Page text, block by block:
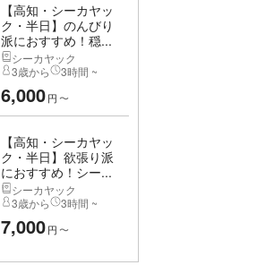
【高知・シーカヤッ
ク・半日】のんびり
派におすすめ！穏...
シーカヤック
3歳から
3時間 ~
6,000円 〜
【高知・シーカヤッ
ク・半日】欲張り派
におすすめ！シー...
シーカヤック
3歳から
3時間 ~
7,000円 〜